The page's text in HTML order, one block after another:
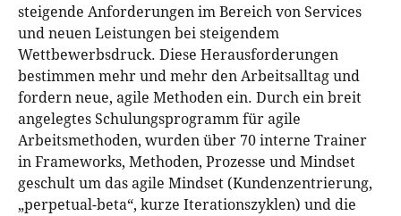
steigende Anforderungen im Bereich von Services
und neuen Leistungen bei steigendem
Wettbewerbsdruck. Diese Herausforderungen
bestimmen mehr und mehr den Arbeitsalltag und
fordern neue, agile Methoden ein. Durch ein breit
angelegtes Schulungsprogramm für agile
Arbeitsmethoden, wurden über 70 interne Trainer
in Frameworks, Methoden, Prozesse und Mindset
geschult um das agile Mindset (Kundenzentrierung,
„perpetual-beta“, kurze Iterationszyklen) und die